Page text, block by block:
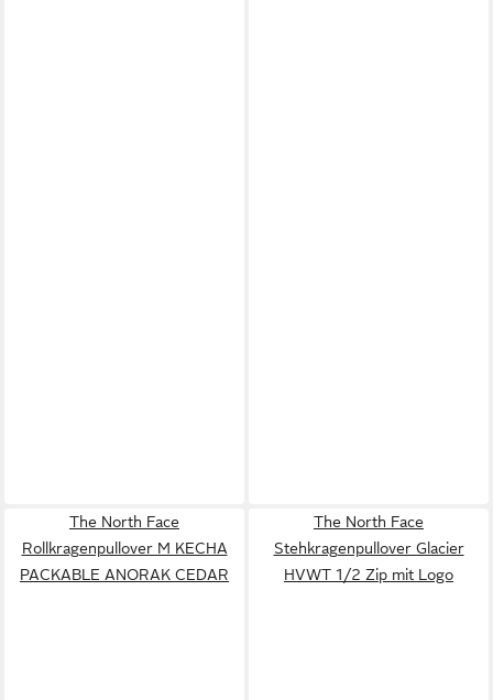
The North Face
Rollkragenpullover M KECHA
PACKABLE ANORAK CEDAR
The North Face
Stehkragenpullover Glacier
HVWT 1/2 Zip mit Logo